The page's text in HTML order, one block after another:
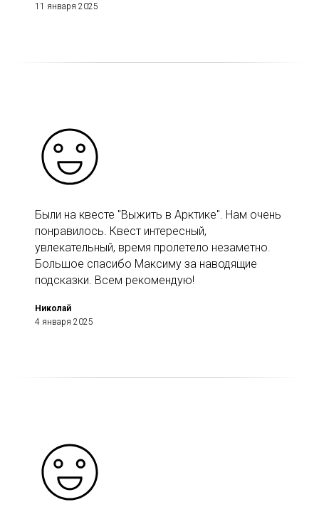
11 января 2025
Были на квесте "Выжить в Арктике". Нам очень
понравилось. Квест интересный,
увлекательный, время пролетело незаметно.
Большое спасибо Максиму за наводящие
подсказки. Всем рекомендую!
Николай
4 января 2025